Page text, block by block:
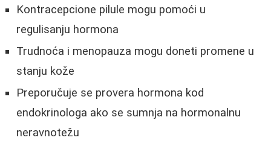
Kontracepcione pilule mogu pomoći u
regulisanju hormona
Trudnoća i menopauza mogu doneti promene u
stanju kože
Preporučuje se provera hormona kod
endokrinologa ako se sumnja na hormonalnu
neravnotežu